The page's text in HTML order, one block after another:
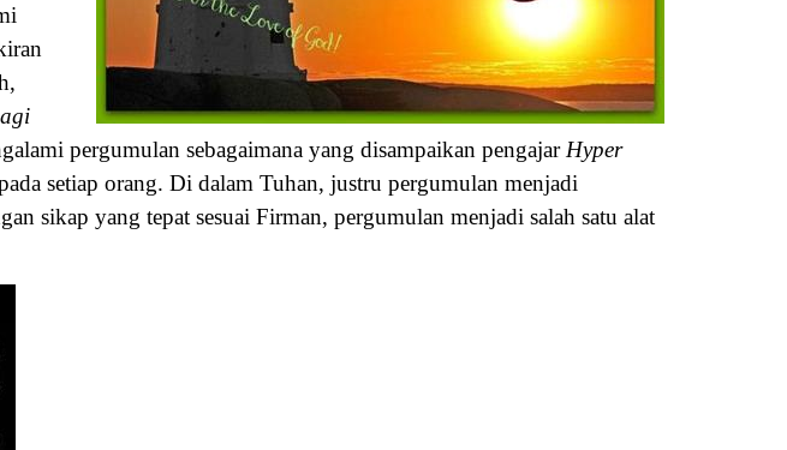
pergumulan sebagaimana yang disampaikan pengajar Hyper
setiap orang. Di dalam Tuhan, justru pergumulan menjadi
sikap yang tepat sesuai Firman, pergumulan menjadi salah satu alat